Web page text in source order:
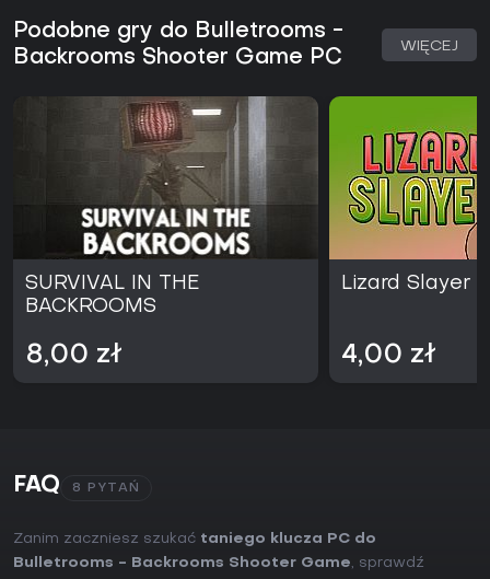
Podobne gry do Bulletrooms -
Backrooms Shooter Game PC
WIĘCEJ
SURVIVAL IN THE
BACKROOMS
8,00 zł
Lizard Slayer
4,00 zł
FAQ 8 PYTAŃ
Zanim zaczniesz szukać taniego klucza PC do
Bulletrooms - Backrooms Shooter Game, sprawdź